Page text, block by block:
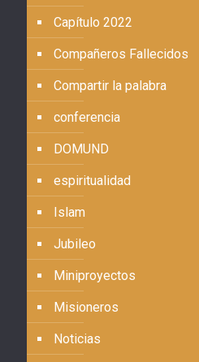
Capítulo 2022
Compañeros Fallecidos
Compartir la palabra
conferencia
DOMUND
espiritualidad
Islam
Jubileo
Miniproyectos
Misioneros
Noticias